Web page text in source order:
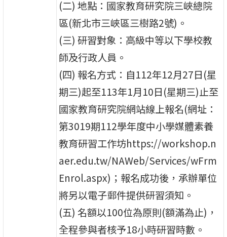
(二) 地點：國家教育研究院三峽總院
區(新北市三峽區三樹路2號)。
(三) 研習對象：高級中等以下學校教
師及行政人員。
(四) 報名方式：自112年12月27日(星
期三)起至113年1月10日(星期三)止至
國家教育研究院網站線上報名(網址：
第3019期112學年度中小學媒體素養
教育研習工作坊https://workshop.n
aer.edu.tw/NAWeb/Services/wFrm
Enrol.aspx)；報名成功後，承辦單位
將另以電子郵件提供研習須知。
(五) 名額以100位為原則(額滿為止)，
全程參與者核予18小時研習時數。